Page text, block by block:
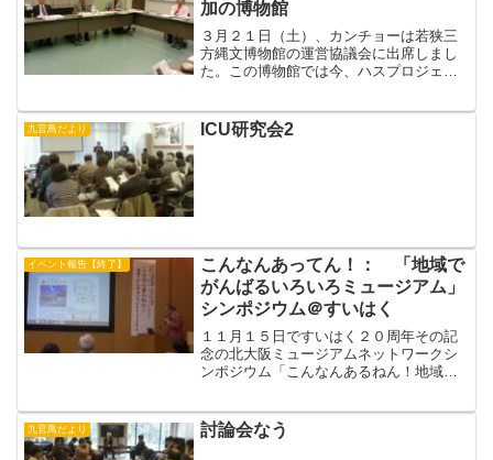
加の博物館
３月２１日（土）、カンチョーは若狭三
方縄文博物館の運営協議会に出席しまし
た。この博物館では今、ハスプロジェク
「フナ・コイ・おっかけ大作戦」を開催
しています。期間：２月１１...
九官鳥だより ICU研究会2
イベント報告【終了】
こんなんあってん！： 「地域で
がんばるいろいろミュージアム」
シンポジウム＠すいはく
１１月１５日ですいはく２０周年その記
念の北大阪ミュージアムネットワークシ
ンポジウム「こんなんあるねん！地域で
州出身やからタイトルの関西弁のイント
ネーションに苦労すると笑...
九官鳥だより 討論会なう